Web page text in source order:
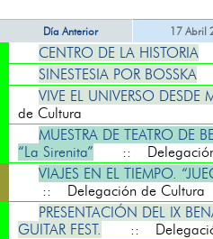
Día Anterior 17 Abril
CENTRO DE LA HISTORIA
SINESTESIA POR BOSSKA
VIVE EL UNIVERSO DESDE
de Cultura
MUESTRA DE TEATRO DE
“La Sirenita”
:: Delegación
VIAJES EN EL TIEMPO.
:: Delegación de Cultura
PRESENTACIÓN DEL IX
GUITAR FEST.
::